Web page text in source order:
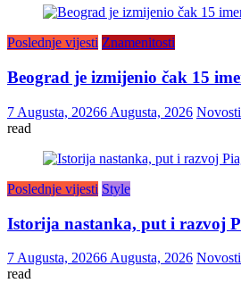
Poslednje vijesti Znamenitosti
Beograd je izmijenio čak 15
7 Augusta, 20266 Augusta, 2026
read
Poslednje vijesti Style
Istorija nastanka, put i razvoj
7 Augusta, 20266 Augusta, 2026
read